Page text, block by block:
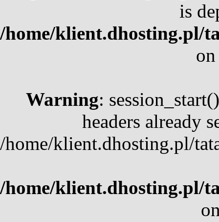
is
/home/klient.dhosting.pl/
Warning:
headers already
/home/klient.dhosting.pl/
/home/klient.dhosting.pl/